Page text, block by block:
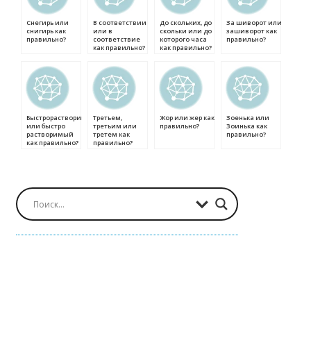
Снегирь или
снигирь как
правильно?
В соответствии
или в
соответствие
как правильно?
До скольких, до
скольки или до
которого часа
как правильно?
За шиворот или
зашиворот как
правильно?
Быстрорастворимый
или быстро
растворимый
как правильно?
Третьем,
третьим или
третем как
правильно?
Жор или жер как
правильно?
Зоенька или
Зоинька как
правильно?